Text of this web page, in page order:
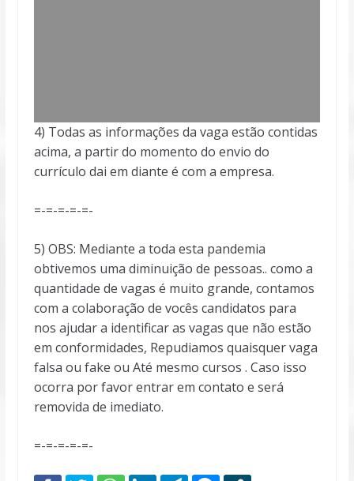
4) Todas as informações da vaga estão contidas
acima, a partir do momento do envio do
currículo dai em diante é com a empresa.
=-=-=-=-=-
5) OBS: Mediante a toda esta pandemia
obtivemos uma diminuição de pessoas.. como a
quantidade de vagas é muito grande, contamos
com a colaboração de vocês candidatos para
nos ajudar a identificar as vagas que não estão
em conformidades, Repudiamos quaisquer vaga
falsa ou fake ou Até mesmo cursos . Caso isso
ocorra por favor entrar em contato e será
removida de imediato.
=-=-=-=-=-